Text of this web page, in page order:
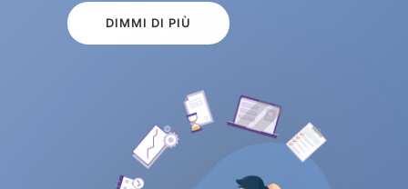
DIMMI DI PIÙ